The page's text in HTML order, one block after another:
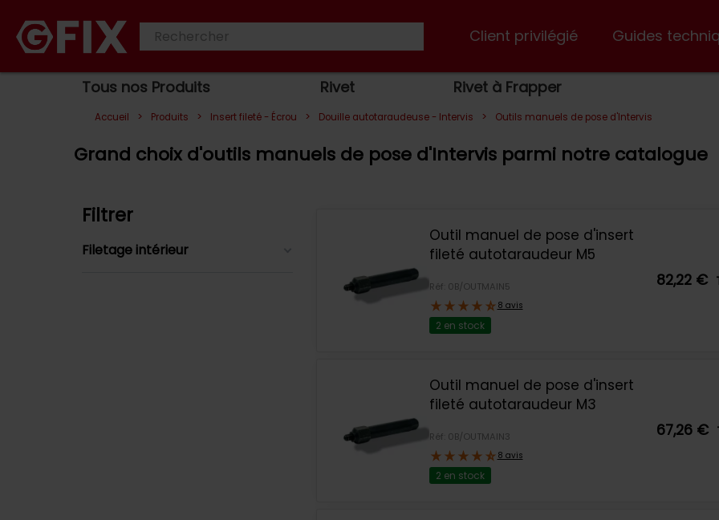
Client privilégié Guides
Tous nos Produits Rivet Rivet à Frapper
Accueil > Produits > Insert fileté - Écrou > Douille autotaraudeuse - Intervis > Outils manuels de pose d'Intervis
Grand choix d'outils manuels de pose d'Intervis parmi notre catalogue
Filtrer
Filetage intérieur
Outil manuel de pose d'insert
fileté autotaraudeur M5
Réf: 0B/OUTMAIN5
8 avis
2 en stock
82,22 €
Outil manuel de pose d'insert
fileté autotaraudeur M3
Réf: 0B/OUTMAIN3
8 avis
2 en stock
67,26 €